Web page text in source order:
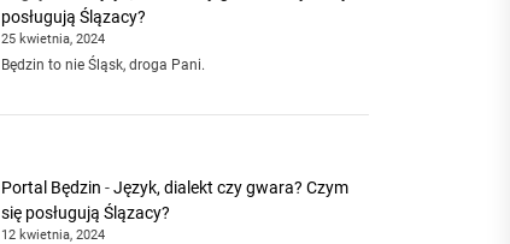
posługują Ślązacy?
25 kwietnia, 2024
Będzin to nie Śląsk, droga Pani.
Portal Będzin -Język, dialekt czy gwara? Czym
się posługują Ślązacy?
12 kwietnia, 2024